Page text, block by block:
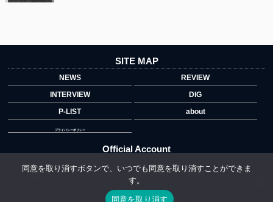
SITE MAP
NEWS
REVIEW
INTERVIEW
DIG
P-LIST
about
プライバシーポリシー
Official Account
同意を取り消すボタンで、いつでも同意を取り消すことができま
す。
同意を取り消す